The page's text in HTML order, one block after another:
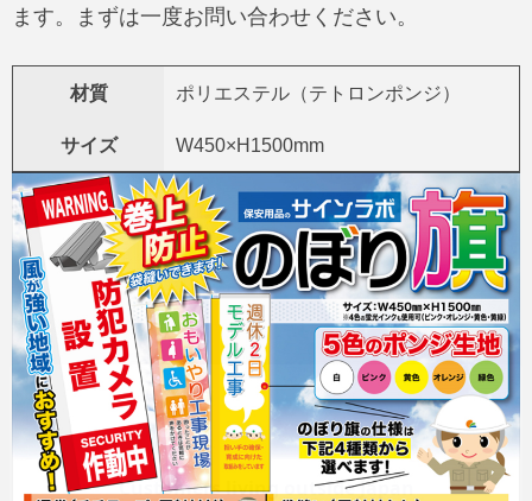
ます。まずは一度お問い合わせ ください。
材質 ポリエステル（テトロンポンジ）
サイズ W450×H1500mm